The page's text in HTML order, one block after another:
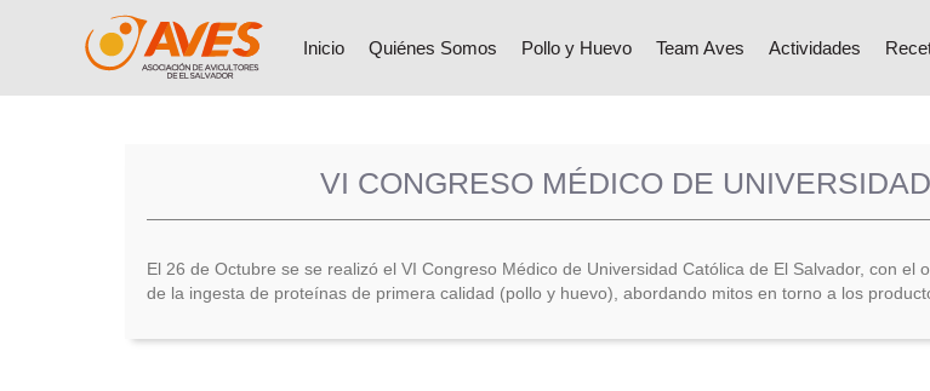
Inicio Quiénes Somos Pollo y Huevo Team Aves Actividades
VI CONGRESO MÉDICO DE
El 26 de Octubre se se realizó el VI Congreso Médico de Universidad Católica de El Salvador, con
de la ingesta de proteínas de primera calidad (pollo y huevo), abordando mitos en torno a los